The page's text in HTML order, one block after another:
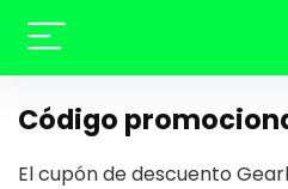
Código
El cupón de descuento